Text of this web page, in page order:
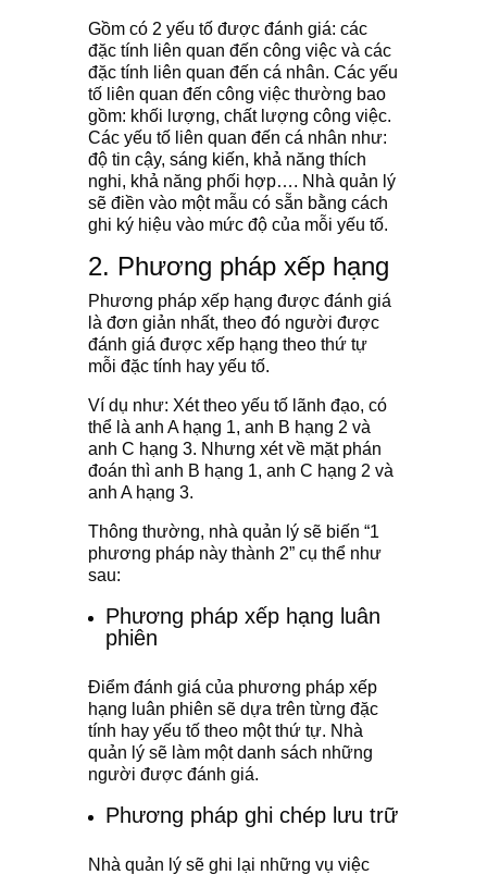
Gồm có 2 yếu tố được đánh giá: các
đặc tính liên quan đến công việc và các
đặc tính liên quan đến cá nhân. Các yếu
tố liên quan đến công việc thường bao
gồm: khối lượng, chất lượng công việc.
Các yếu tố liên quan đến cá nhân như:
độ tin cậy, sáng kiến, khả năng thích
nghi, khả năng phối hợp…. Nhà quản lý
sẽ điền vào một mẫu có sẵn bằng cách
ghi ký hiệu vào mức độ của mỗi yếu tố.
2. Phương pháp xếp hạng
Phương pháp xếp hạng được đánh giá
là đơn giản nhất, theo đó người được
đánh giá được xếp hạng theo thứ tự
mỗi đặc tính hay yếu tố.
Ví dụ như: Xét theo yếu tố lãnh đạo, có
thể là anh A hạng 1, anh B hạng 2 và
anh C hạng 3. Nhưng xét về mặt phán
đoán thì anh B hạng 1, anh C hạng 2 và
anh A hạng 3.
Thông thường, nhà quản lý sẽ biến “1
phương pháp này thành 2” cụ thể như
sau:
Phương pháp xếp hạng luân
phiên
Điểm đánh giá của phương pháp xếp
hạng luân phiên sẽ dựa trên từng đặc
tính hay yếu tố theo một thứ tự. Nhà
quản lý sẽ làm một danh sách những
người được đánh giá.
Phương pháp ghi chép lưu trữ
Nhà quản lý sẽ ghi lại những vụ việc